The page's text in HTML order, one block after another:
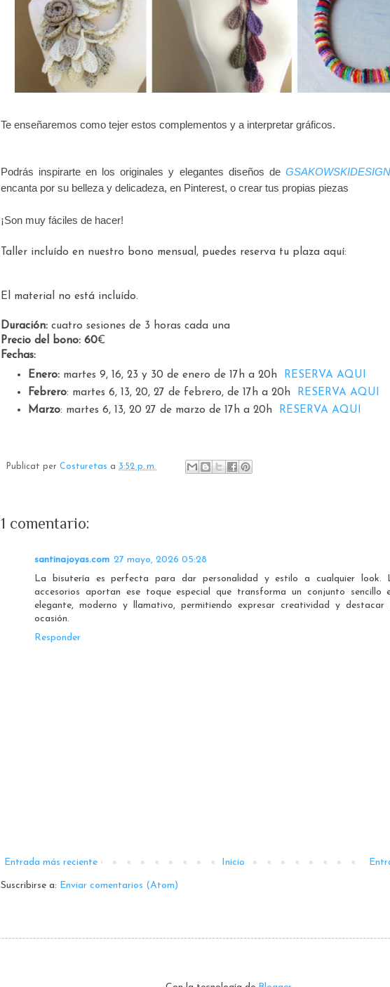
Te enseñaremos como tejer estos complementos y a interpretar gráficos.
Podrás inspirarte en los originales y elegantes diseños de
encanta por su belleza y delicadeza, en Pinterest, o crear tus propias piezas
¡Son muy fáciles de hacer!
Taller incluído en nuestro bono mensual, puedes reserva tu plaza aquí:
El material no está incluído.
Duración: cuatro sesiones de 3 horas cada una
Precio del bono: 60€
Fechas:
Enero:martes 9, 16, 23 y 30 de enero de 17h a 20hRESERVA AQUI
Febrero: martes 6, 13, 20, 27 de febrero, de 17h a 20h RESERVA AQUI
Marzo: martes 6, 13, 20 27 de marzo de 17h a 20h RESERVA AQUI
Publicat per Costuretas a 3:52 p. m.
1 comentario:
santinajoyas.com 27 mayo, 2026 05:28
La bisutería es perfecta para dar personalidad y estilo a cualquier look.
accesorios aportan ese toque especial que transforma un conjunto sencillo
elegante, moderno y llamativo, permitiendo expresar creatividad y destacar
ocasión.
Responder
Entrada más reciente Inicio
Suscribirse a: Enviar comentarios (Atom)